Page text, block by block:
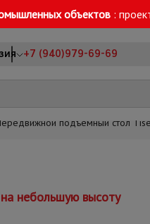
объектов :
+7 (940)979-69-69
подъемный стол
небольшую высоту